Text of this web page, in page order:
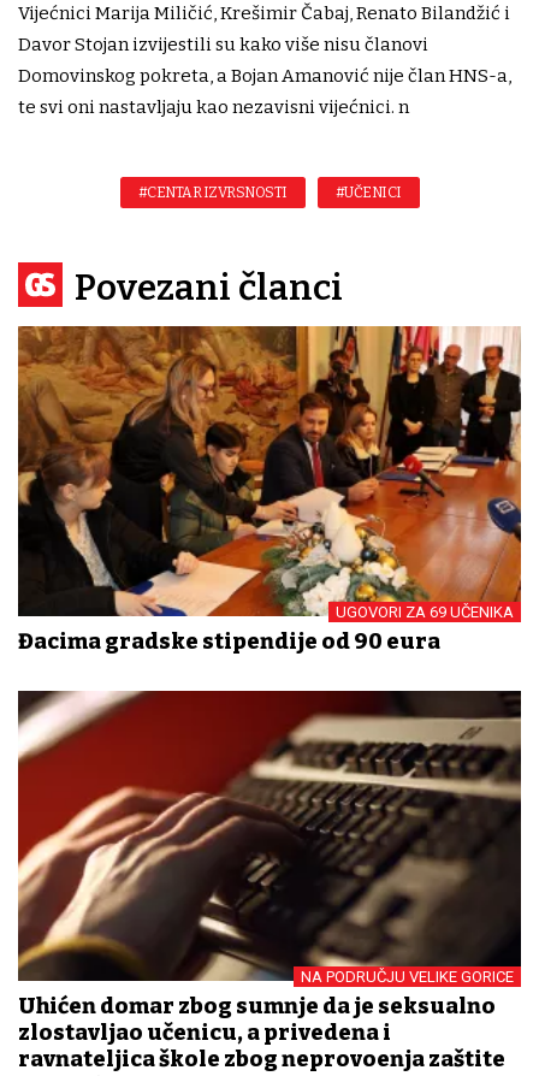
Vijećnici Marija Miličić, Krešimir Čabaj, Renato Bilandžić i
Davor Stojan izvijestili su kako više nisu članovi
Domovinskog pokreta, a Bojan Amanović nije član HNS-a,
te svi oni nastavljaju kao nezavisni vijećnici. n
#CENTAR IZVRSNOSTI #UČENICI
Povezani članci
UGOVORI ZA 69 UČENIKA
Đacima gradske stipendije od 90 eura
NA PODRUČJU VELIKE GORICE
Uhićen domar zbog sumnje da je seksualno
zlostavljao učenicu, a privedena i
ravnateljica škole zbog neprovođenja zaštite